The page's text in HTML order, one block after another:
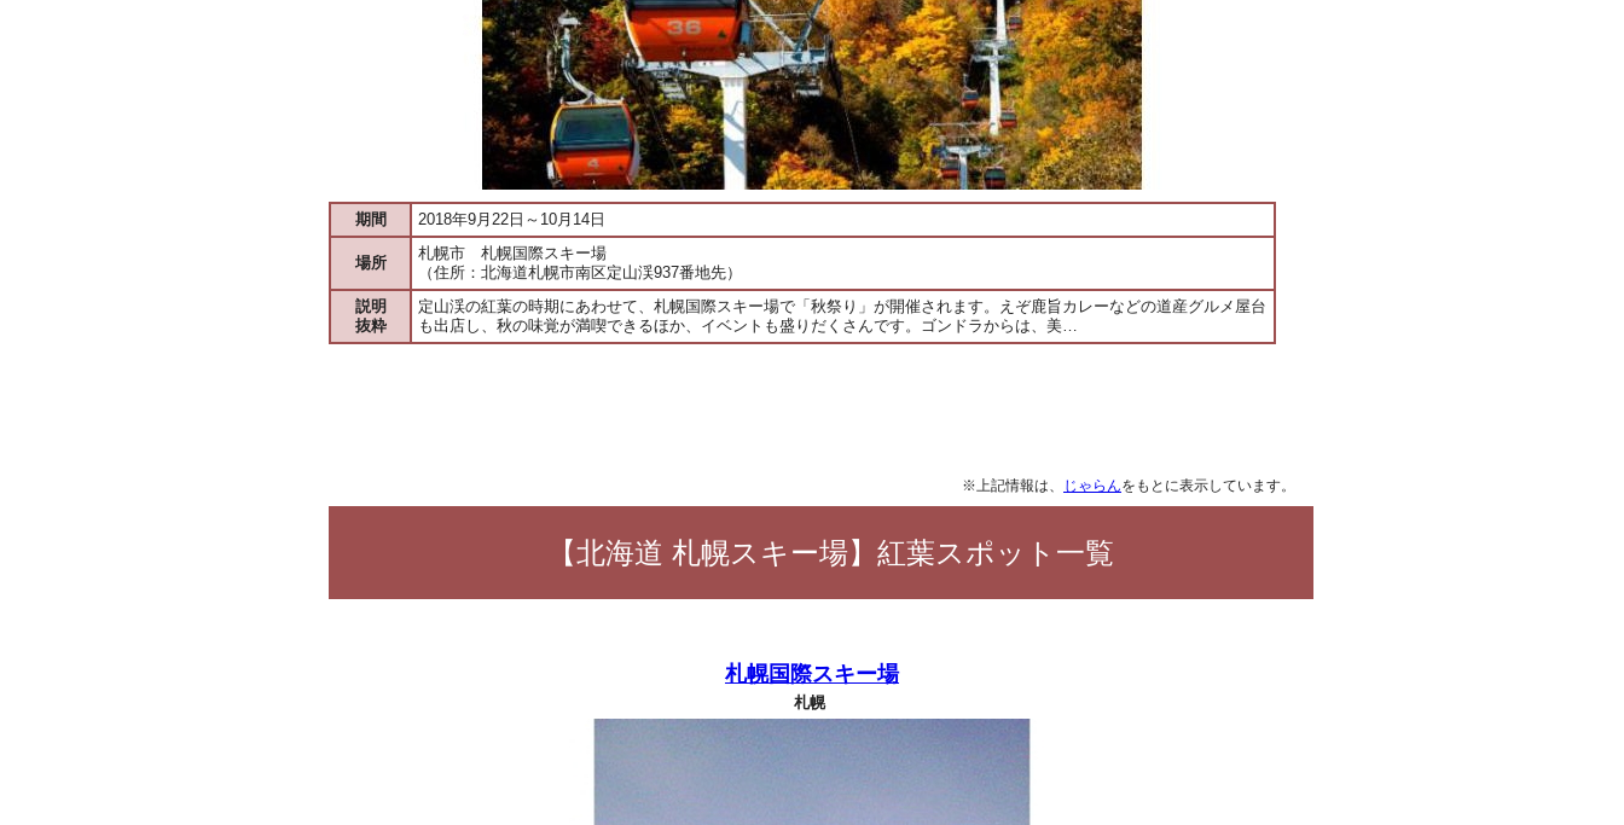
期間 2018年9月22日～10月14日
場所
札幌市 札幌国際スキー場
（住所：北海道札幌市南区定山渓937番地先）
説明
抜粋
定山渓の紅葉の時期にあわせて、札幌国際スキー場で「秋祭り」が開催されます。えぞ鹿旨カレーなどの道産グルメ屋台
も出店し、秋の味覚が満喫できるほか、イベントも盛りだくさんです。ゴンドラからは、美…
※上記情報は、 じゃらんをもとに表示しています。
【北海道 札幌スキー場】紅葉スポット一覧
札幌国際スキー場
札幌